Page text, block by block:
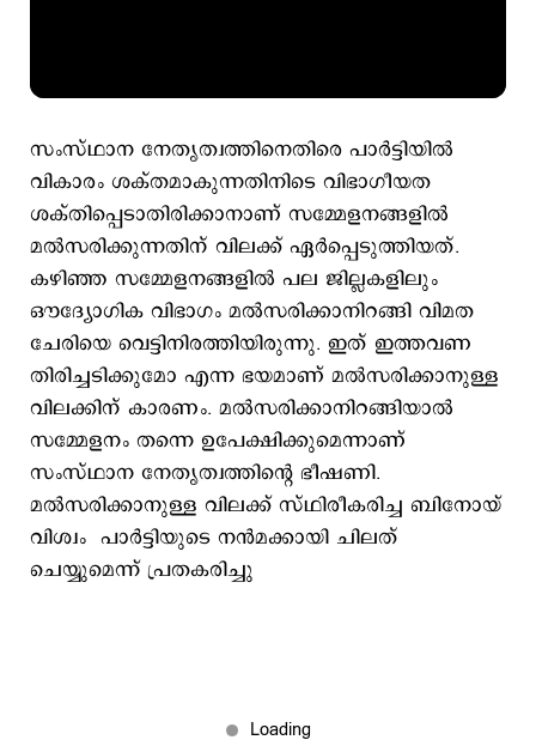
സംസ്ഥാന നേതൃത്വത്തിനെതിരെ പാര്‍ട്ടിയില്‍
വികാരം ശക്തമാകുന്നതിനിടെ വിഭാഗീയത
ശക്തിപ്പെടാതിരിക്കാനാണ് സമ്മേളനങ്ങളില്‍
മല്‍സരിക്കുന്നതിന് വിലക്ക് ഏര്‍പ്പെടുത്തിയത്.
കഴിഞ്ഞ സമ്മേളനങ്ങളില്‍ പല ജില്ലകളിലും
ഔദ്യോഗിക വിഭാഗം മല്‍സരിക്കാനിറങ്ങി വിമത
ചേരിയെ വെട്ടിനിരത്തിയിരുന്നു. ഇത് ഇത്തവണ
തിരിച്ചടിക്കുമോ എന്ന ഭയമാണ് മല്‍സരിക്കാനുള്ള
വിലക്കിന് കാരണം. മല്‍സരിക്കാനിറങ്ങിയാല്‍
സമ്മേളനം തന്നെ ഉപേക്ഷിക്കുമെന്നാണ്
സംസ്ഥാന നേതൃത്വത്തിന്‍റെ ഭീഷണി.
മല്‍സരിക്കാനുള്ള വിലക്ക് സ്ഥിരീകരിച്ച ബിനോയ്
വിശ്വം പാര്‍ട്ടിയുടെ നന്‍മക്കായി ചിലത്
ചെയ്യുമെന്ന് പ്രതകരിച്ചു